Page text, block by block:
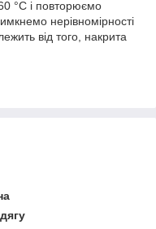
°C і повторюємо
нерівномірності
від того, накрита